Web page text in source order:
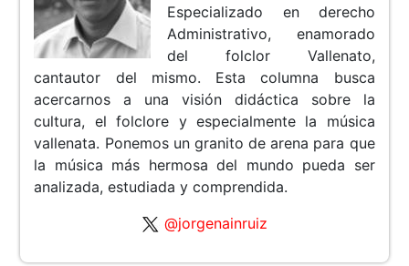
Especializado en derecho
Administrativo, enamorado
del folclor Vallenato,
cantautor del mismo. Esta columna busca
acercarnos a una visión didáctica sobre la
cultura, el folclore y especialmente la música
vallenata. Ponemos un granito de arena para que
la música más hermosa del mundo pueda ser
analizada, estudiada y comprendida.
@jorgenainruiz